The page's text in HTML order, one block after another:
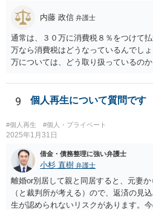
内藤 政信 弁護士
通常は、３０万に消費税８％をつけて
万なら消費税はどうなっているんでし
万については、どう取り扱っているの
は遠慮なく聞く事ですよ。
9 個人再生について質問です
#個人再生 #個人・プライベート
2025年1月31日
借金・債務整理に強い弁護士
小杉 直樹 弁護士
離婚or別居して親と同居すると、元妻
（と裁判所が考える）ので、返済の見
生が認められないリスクがあります。